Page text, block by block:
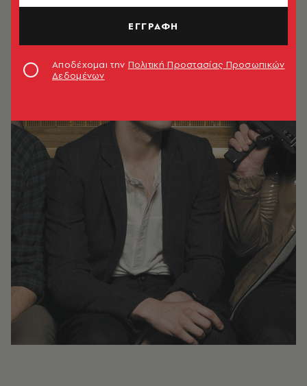
ΕΓΓΡΑΦΗ
Αποδέχομαι την Πολιτική Προστασίας Προσωπικών
Δεδομένων